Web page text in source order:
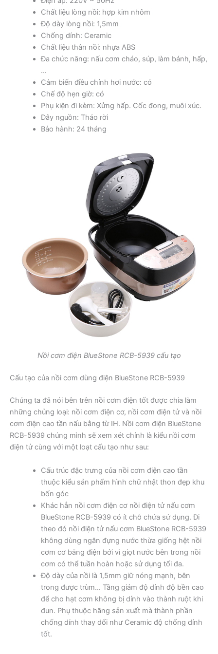
Chất liệu lòng nồi: hợp kim nhôm
Độ dày lòng nồi: 1,5mm
Chống dính: Ceramic
Chất liệu thân nồi: nhựa ABS
Đa chức năng: nấu cơm cháo, súp, làm bánh, hấp,
…
Cảm biến điều chỉnh hơi nước: có
Chế độ hẹn giờ: có
Phụ kiện đi kèm: Xửng hấp. Cốc đong, muôi xúc.
Dây nguồn: Tháo rời
Bảo hành: 24 tháng
Nồi cơm điện BlueStone RCB-5939 cấu tạo
Cấu tạo của nồi cơm dùng điện BlueStone RCB-5939
Chúng ta đã nói bên trên nồi cơm điện tốt được chia làm
những chủng loại: nồi cơm điện cơ, nồi cơm điện tử và nồi
cơm điện cao tần nấu bằng từ IH. Nồi cơm điện BlueStone
RCB-5939 chúng mình sẽ xem xét chính là kiểu nồi cơm
điện tử cùng với một loạt cấu tạo như sau:
Cấu trúc đặc trưng của nồi cơm điện cao tần
thuộc kiểu sản phẩm hình chữ nhật thon đẹp khu
bốn góc
Khác hẳn nồi cơm điện cơ nồi điện tử nấu cơm
BlueStone RCB-5939 có ít chỗ chứa sử dụng. Đi
theo đó nồi điện tử nấu cơm BlueStone RCB-5939
không dùng ngăn đựng nước thừa giống hệt nồi
cơm cơ bằng điện bởi vì giọt nước bên trong nồi
cơm có thể tuần hoàn hoặc sử dụng tối đa.
Độ dày của nồi là 1,5mm giữ nóng mạnh, bên
trong được trùm… Tầng giảm độ dính độ bền cao
để cho hạt cơm không bị dính vào thành ruột khi
đun. Phụ thuộc hãng sản xuất mà thành phần
chống dính thay dổi như Ceramic độ chống dính
tốt.